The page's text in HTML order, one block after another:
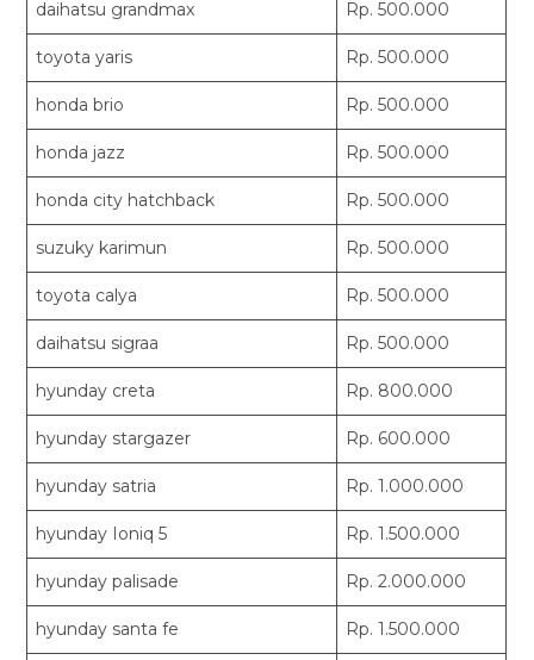
daihatsu grandmax Rp. 500.000
toyota yaris Rp. 500.000
honda brio Rp. 500.000
honda jazz Rp. 500.000
honda city hatchback Rp. 500.000
suzuky karimun Rp. 500.000
toyota calya Rp. 500.000
daihatsu sigraa Rp. 500.000
hyunday creta Rp. 800.000
hyunday stargazer Rp. 600.000
hyunday satria Rp. 1.000.000
hyunday Ioniq 5 Rp. 1.500.000
hyunday palisade Rp. 2.000.000
hyunday santa fe Rp. 1.500.000